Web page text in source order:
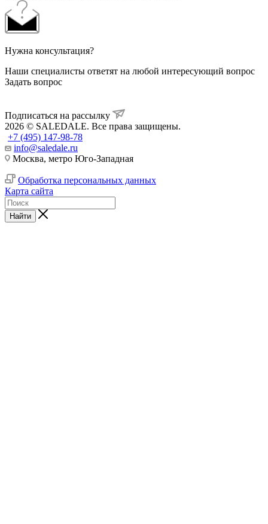
Нужна консультация?
Наши специалисты ответят на любой интересующий вопрос
Задать вопрос
Подписаться на рассылку
2026 © SALEDALE. Все права защищены.
+7 (495) 147-98-78
info@saledale.ru
Москва, метро Юго-Западная
Обработка персональных данных
Карта сайта
Найти